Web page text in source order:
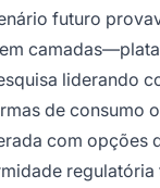
futuro
liderando
de consumo
com opções